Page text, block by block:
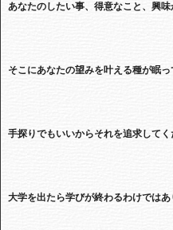
あなたのしたい事、得意なこと、興
そこにあなたの望みを叶える種が眠
手探りでもいいからそれを追求してく
大学を出たら学びが終わるわけではあ